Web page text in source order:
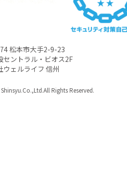
松本市大手2-9-23
セントラル・ビオス2F
ウェルライフ 信州
Rights Reserved.